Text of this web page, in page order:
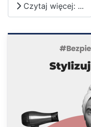
Czytaj więcej: ...